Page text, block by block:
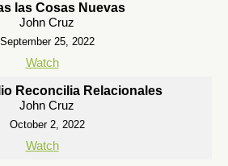
las Cosas Nuevas
John Cruz
September 25, 2022
Watch
Reconcilia Relacionales
John Cruz
October 2, 2022
Watch